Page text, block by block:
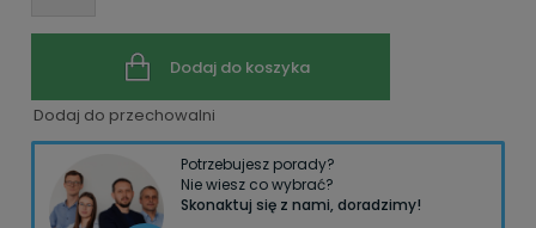
Dodaj do koszyka
Dodaj do przechowalni
Potrzebujesz porady?
Nie wiesz co wybrać?
Skonaktuj się z nami, doradzimy!